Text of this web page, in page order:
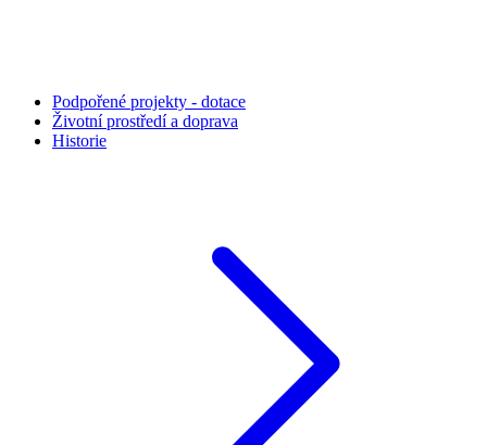
Podpořené projekty - dotace
Životní prostředí a doprava
Historie